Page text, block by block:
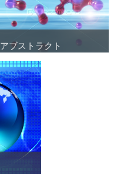
アブストラクト
アブストラクト